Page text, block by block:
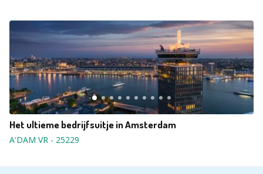
Het ultieme bedrijfsuitje in Amsterdam
A'DAM VR - 25229